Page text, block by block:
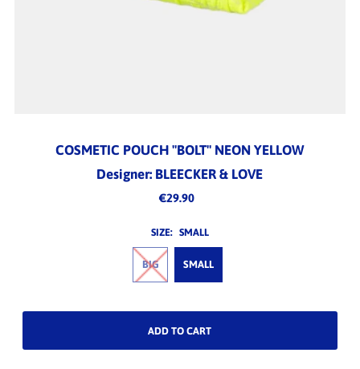
COSMETIC POUCH "BOLT" NEON YELLOW
Designer: BLEECKER & LOVE
€29.90
SIZE: SMALL
BIG SMALL